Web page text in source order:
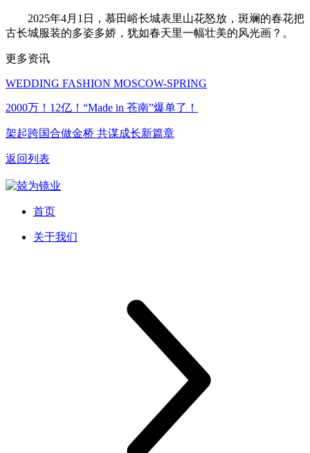
2025年4月1日，慕田峪长城表里山花怒放，斑斓的春花把
古长城服装的多姿多娇，犹如春天里一幅壮美的风光画？。
更多资讯
WEDDING FASHION MOSCOW-SPRING
2000万！12亿！“Made in 苍南”爆单了！
架起跨国合做金桥 共谋成长新篇章
返回列表
首页
关于我们